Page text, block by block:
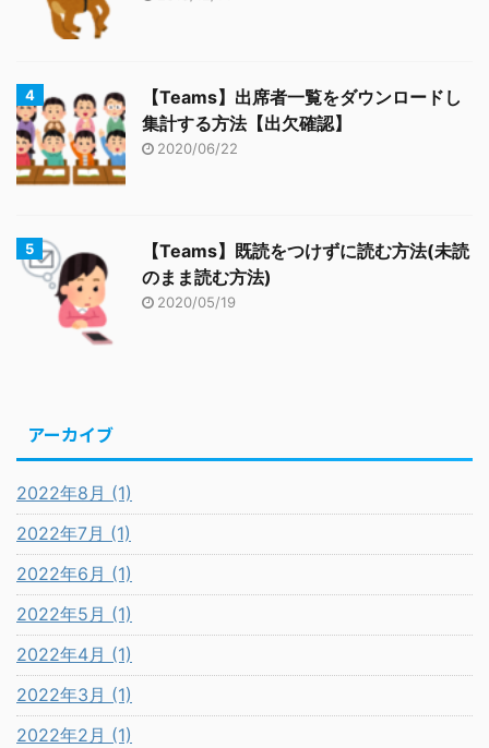
【Teams】出席者一覧をダウンロードし
集計する方法【出欠確認】
2020/06/22
【Teams】既読をつけずに読む方法(未読
のまま読む方法)
2020/05/19
アーカイブ
2022年8月 (1)
2022年7月 (1)
2022年6月 (1)
2022年5月 (1)
2022年4月 (1)
2022年3月 (1)
2022年2月 (1)